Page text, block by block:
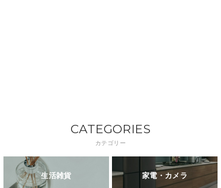
CATEGORIES
カテゴリー
生活雑貨 家電・カメラ